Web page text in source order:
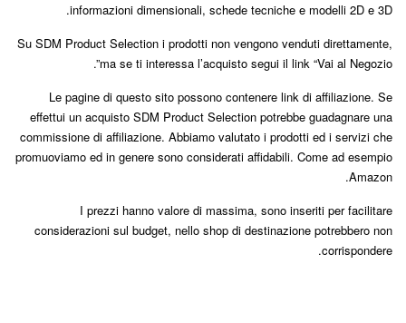
informazioni dimensionali, schede tecniche e modelli 2D e 3D.
Su SDM Product Selection i prodotti non vengono venduti direttamente,
ma se ti interessa l’acquisto segui il link “Vai al Negozio”.
Le pagine di questo sito possono contenere link di affiliazione. Se
effettui un acquisto SDM Product Selection potrebbe guadagnare una
commissione di affiliazione. Abbiamo valutato i prodotti ed i servizi che
promuoviamo ed in genere sono considerati affidabili. Come ad esempio
Amazon.
I prezzi hanno valore di massima, sono inseriti per facilitare
considerazioni sul budget, nello shop di destinazione potrebbero non
corrispondere.